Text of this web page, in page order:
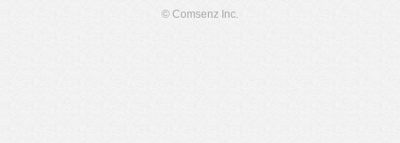
© Comsenz Inc.